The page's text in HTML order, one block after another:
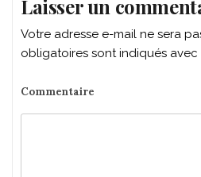
Laisser un
Votre adresse e-mail ne sera
obligatoires sont indiqués avec
Commentaire